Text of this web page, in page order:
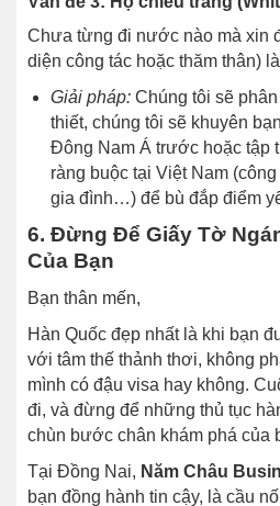
Chưa từng đi nước nào mà xin
diện công tác hoặc thăm thân)
Giải pháp:Chúng tôi sẽ
thiết, chúng tôi sẽ khuyên
Đông Nam Á trước hoặc tập
ràng buộc tại Việt Nam
gia đình…) để bù đắp điểm
6. Đừng Để Giấy Tờ
Của Bạn
Bạn thân mến,
Hàn Quốc đẹp nhất là khi bạn
với tâm thế thảnh thơi, không
mình có đậu visa hay không.
đi, và đừng để những thủ tục
chùn bước chân khám phá của
Tại Đồng Nai, Năm Châu
bạn đồng hành tin cậy, là cầu